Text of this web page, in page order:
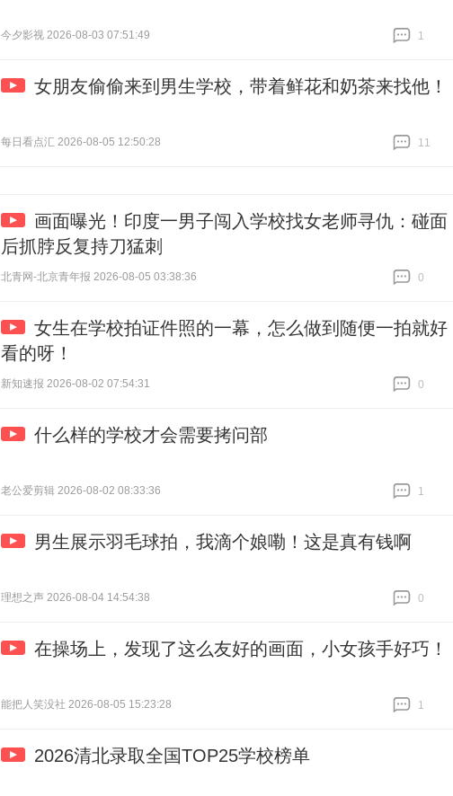
今夕影视 2026-08-03 07:51:49
1
女朋友偷偷来到男生学校，带着鲜花和奶茶来找他！
每日看点汇 2026-08-05 12:50:28
11
画面曝光！印度一男子闯入学校找女老师寻仇：碰面
后抓脖反复持刀猛刺
北青网-北京青年报 2026-08-05 03:38:36
0
女生在学校拍证件照的一幕，怎么做到随便一拍就好
看的呀！
新知速报 2026-08-02 07:54:31
0
什么样的学校才会需要拷问部
老公爱剪辑 2026-08-02 08:33:36
1
男生展示羽毛球拍，我滴个娘嘞！这是真有钱啊
理想之声 2026-08-04 14:54:38
0
在操场上，发现了这么友好的画面，小女孩手好巧！
能把人笑没社 2026-08-05 15:23:28
1
2026清北录取全国TOP25学校榜单